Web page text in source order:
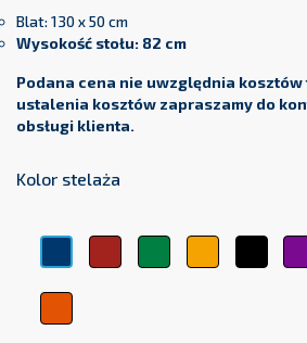
Blat: 130 x 50 cm
Wysokość stołu: 82 cm
Podana cena nie uwzględnia
ustalenia kosztów zapraszamy do
obsługi klienta.
Kolor stelaża
CzerwonyZielonyŻółty Czarny
Pomarańczowy